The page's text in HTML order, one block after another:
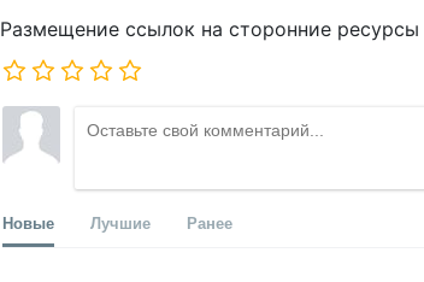
Размещение ссылок на сторонние ресурсы
Новые Лучшие Ранее